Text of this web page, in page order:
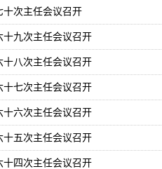
十次主任会议召开
九次主任会议召开
八次主任会议召开
七次主任会议召开
六次主任会议召开
五次主任会议召开
四次主任会议召开